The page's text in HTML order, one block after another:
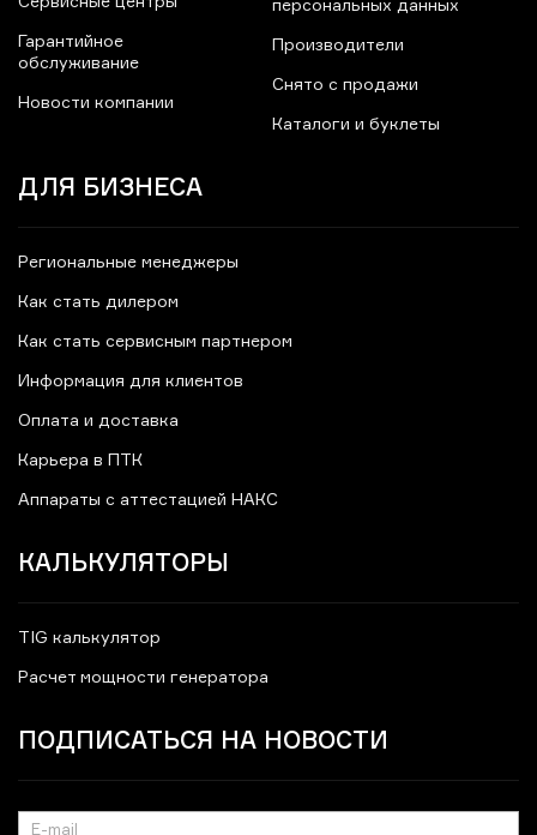
Гарантийное
обслуживание
Новости компании
персональных данных
Производители
Снято с продажи
Каталоги и буклеты
ДЛЯ БИЗНЕСА
Региональные менеджеры
Как стать дилером
Как стать сервисным партнером
Информация для клиентов
Оплата и доставка
Карьера в ПТК
Аппараты с аттестацией НАКС
КАЛЬКУЛЯТОРЫ
TIG калькулятор
Расчет мощности генератора
ПОДПИСАТЬСЯ НА НОВОСТИ